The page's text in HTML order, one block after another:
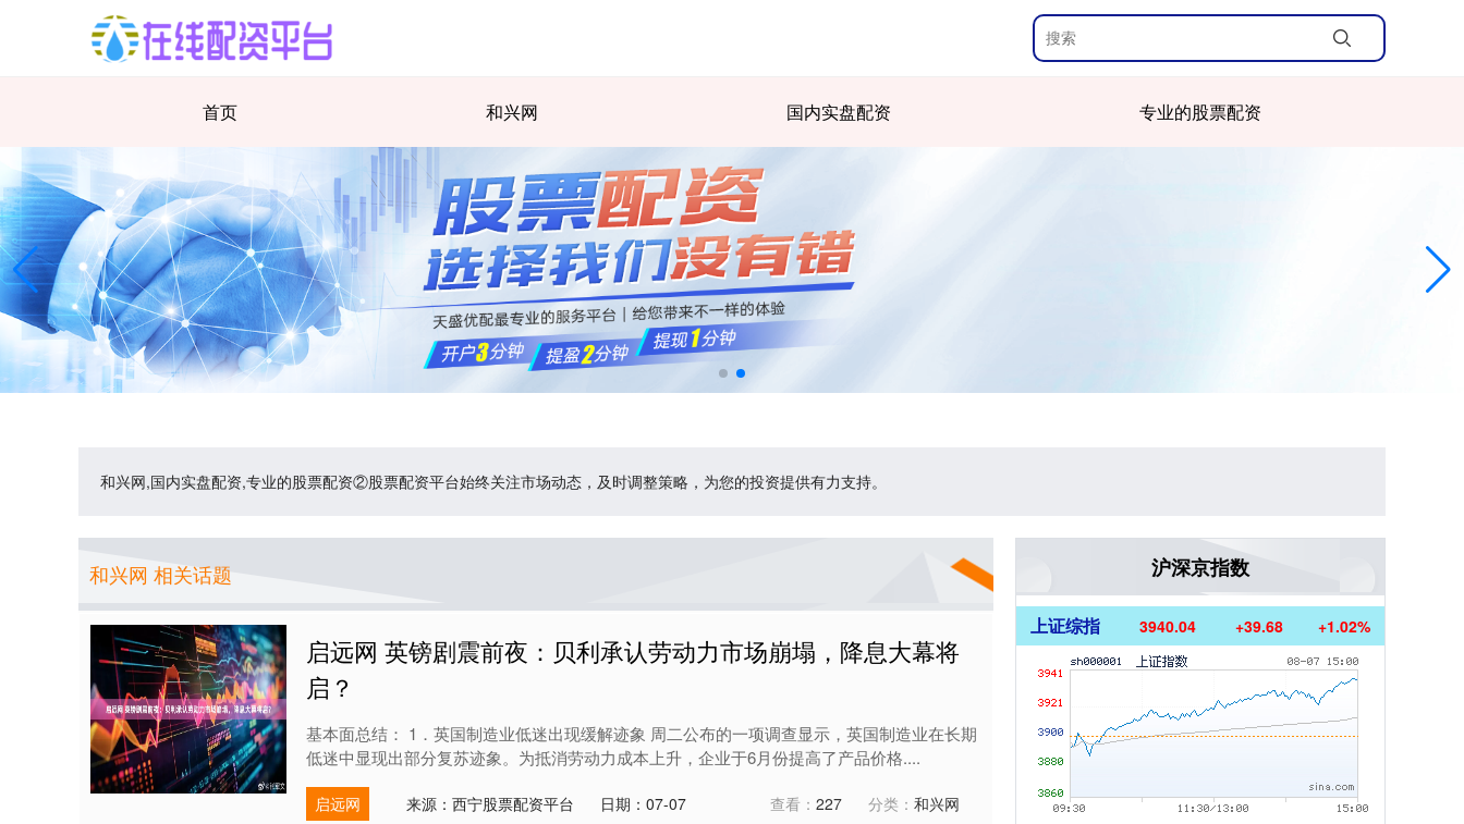
首页 和兴网 国内实盘配资 专业的股票配资
和兴网,国内实盘配资,专业的股票配资②股票配资平台始终关注市场动态，及时调整策略，为您的投资提供有力支持。
和兴网 相关话题
启远网 英镑剧震前夜：贝利承认劳动力市场崩塌，降息大幕将
启？
基本面总结： 1．英国制造业低迷出现缓解迹象 周二公布的一项调查显示，英国制造业在长期
低迷中显现出部分复苏迹象。为抵消劳动力成本上升，企业于6月份提高了产品价格....
启远网 来源：西宁股票配资平台 日期：07-07 查看： 227 分类： 和兴网
沪深京指数
上证综指 3940.04 +39.68 +1.02%